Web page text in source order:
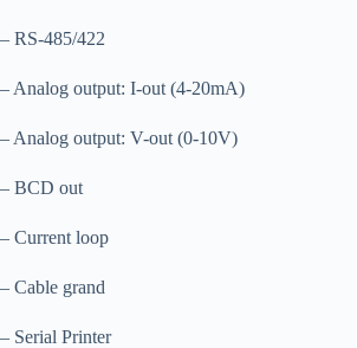
– RS-485/422
– Analog output: I-out (4-20mA)
– Analog output: V-out (0-10V)
– BCD out
– Current loop
– Cable grand
– Serial Printer